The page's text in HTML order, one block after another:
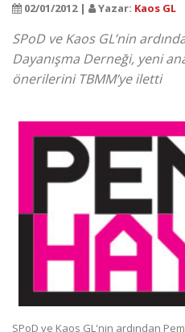
02/01/2012 | Yazar: Kaos GL
SPoD ve Kaos GL’nin
Dayanışma Derneği, yeni
önerilerini TBMM’ye iletti
SPoD ve Kaos GL'nin ardından